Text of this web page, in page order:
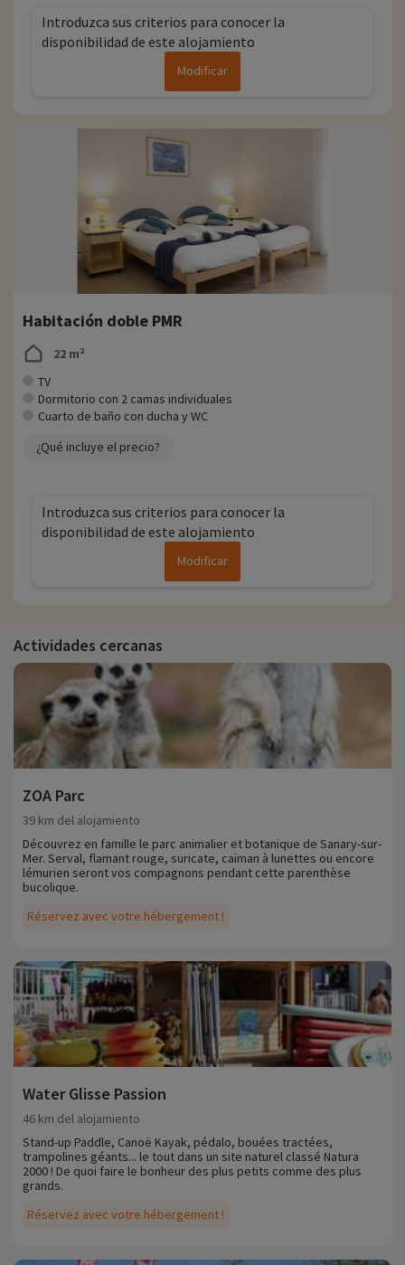
Introduzca sus criterios para conocer la
disponibilidad de este alojamiento
Modificar
Habitación doble PMR
22 m²
TV
Dormitorio con 2 camas individuales
Cuarto de baño con ducha y WC
¿Qué incluye el precio?
Introduzca sus criterios para conocer la
disponibilidad de este alojamiento
Modificar
Actividades cercanas
ZOA Parc
Réservez avec votre hébergement !
39 km del alojamiento
Découvrez en famille le parc animalier et botanique de Sanary-sur-
Mer. Serval, flamant rouge, suricate, caïman à lunettes ou encore
lémurien seront vos compagnons pendant cette parenthèse
bucolique.
Water Glisse Passion
Réservez avec votre hébergement !
46 km del alojamiento
Stand-up Paddle, Canoë Kayak, pédalo, bouées tractées,
trampolines géants... le tout dans un site naturel classé Natura
2000 ! De quoi faire le bonheur des plus petits comme des plus
grands.